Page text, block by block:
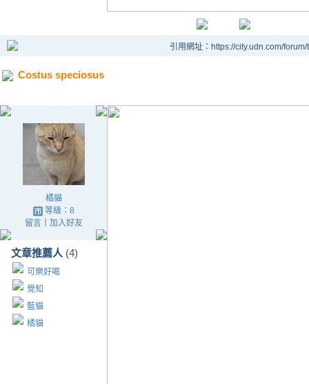
引用網址：https://city.udn.com/
Costus speciosus
橘貓
等級：8
留言｜ 加入好友
文章推薦人 (4)
可樂好喝
覺知
藍貓
橘貓